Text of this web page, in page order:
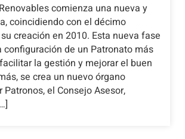
comienza una nueva y
coincidiendo con el décimo
creación en 2010. Esta nueva fase
configuración de un Patronato más
la gestión y mejorar el buen
se crea un nuevo órgano
el Consejo Asesor,